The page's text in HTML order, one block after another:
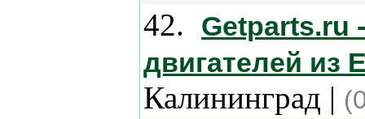
42.
Getparts.ru
двигателей
Калининград |